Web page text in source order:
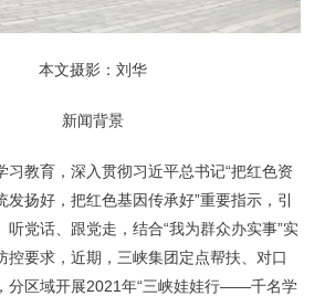
本文摄影：刘华
新闻背景
教育，深入贯彻习近平总书记“把红色资
扬好，把红色基因传承好”重要指示，引
听党话、跟党走，结合“我为群众办实事”实
控要求，近期，三峡集团定点帮扶、对口
分区域开展2021年“三峡娃娃行——千名学